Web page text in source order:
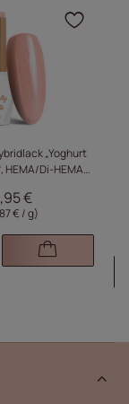
um das
„Yoghurt
HEMA/Di-HEMA-
€
€ / g)